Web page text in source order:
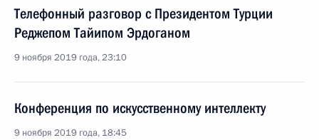
Телефонный разговор с Президентом Турции
Реджепом Тайипом Эрдоганом
9 ноября 2019 года, 23:10
Конференция по искусственному интеллекту
9 ноября 2019 года, 18:45